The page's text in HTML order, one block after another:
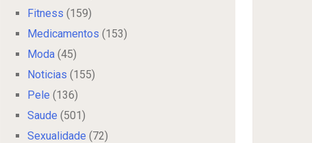
Fitness (159)
Medicamentos (153)
Moda (45)
Noticias (155)
Pele (136)
Saude (501)
Sexualidade (72)